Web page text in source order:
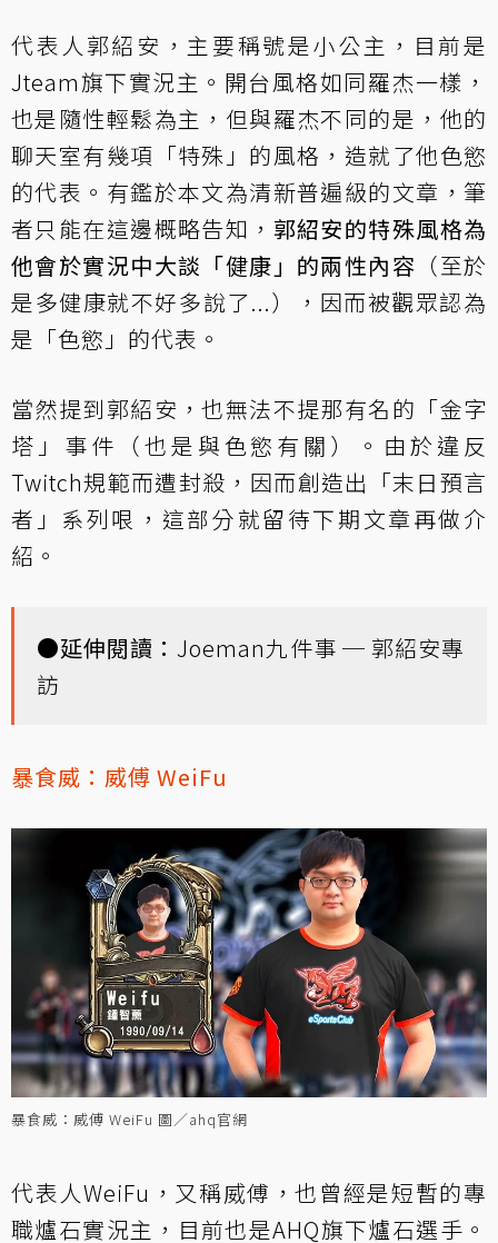
代表人郭紹安，主要稱號是小公主，目前是
Jteam旗下實況主。開台風格如同羅杰一樣，
也是隨性輕鬆為主，但與羅杰不同的是，他的
聊天室有幾項「特殊」的風格，造就了他色慾
的代表。有鑑於本文為清新普遍級的文章，筆
者只能在這邊概略告知， 郭紹安的特殊風格為
他會於實況中大談「健康」的兩性內容 （至於
是多健康就不好多說了...），因而被觀眾認為
是「色慾」的代表。
當然提到郭紹安，也無法不提那有名的「金字
塔」事件（也是與色慾有關）。由於違反
Twitch規範而遭封殺，因而創造出「末日預言
者」系列哏，這部分就留待下期文章再做介
紹。
●延伸閱讀：Joeman九件事 ─ 郭紹安專
訪
暴食威： 威傅 WeiFu
暴食威：威傅 WeiFu 圖／ahq官網
代表人WeiFu，又稱威傅，也曾經是短暫的專
職爐石實況主，目前也是AHQ旗下爐石選手。